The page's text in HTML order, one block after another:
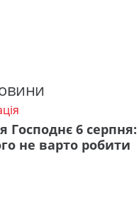
Господнє 6
не варто робити